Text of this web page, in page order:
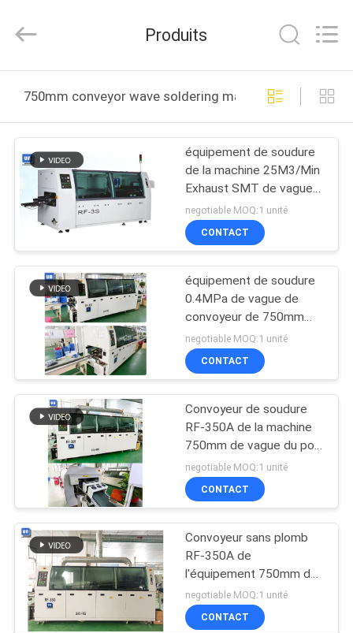
PRODUITS
AU
SUJET
NOUS
VISITE
D'USINE
CONTRÔLE
QUALITÉ
CONTACTEZ-
NOUS
NOUVELLES
DEMANDEZ
2025
UNIQUE
All
Reserved.
Produits
750mm conveyor wave soldering machine fabrication
équipement de soudure
de la machine 25M3/Min
Exhaust SMT de vague
de convoyeur de 750mm
negotiable MOQ:1 unité
CONTACT
équipement de soudure
0.4MPa de vague de
convoyeur de 750mm
pulvérisant RF-350A
negotiable MOQ:1 unité
CONTACT
Convoyeur de soudure
RF-350A de la machine
750mm de vague du pot
AC220V 410kg de
soudure
negotiable MOQ:1 unité
CONTACT
Convoyeur sans plomb
RF-350A de
l'équipement 750mm de
soudure de vague du
cylindre AC380V d'air
negotiable MOQ:1 unité
CONTACT